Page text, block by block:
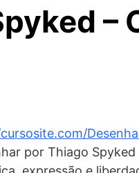
–
por Thiago